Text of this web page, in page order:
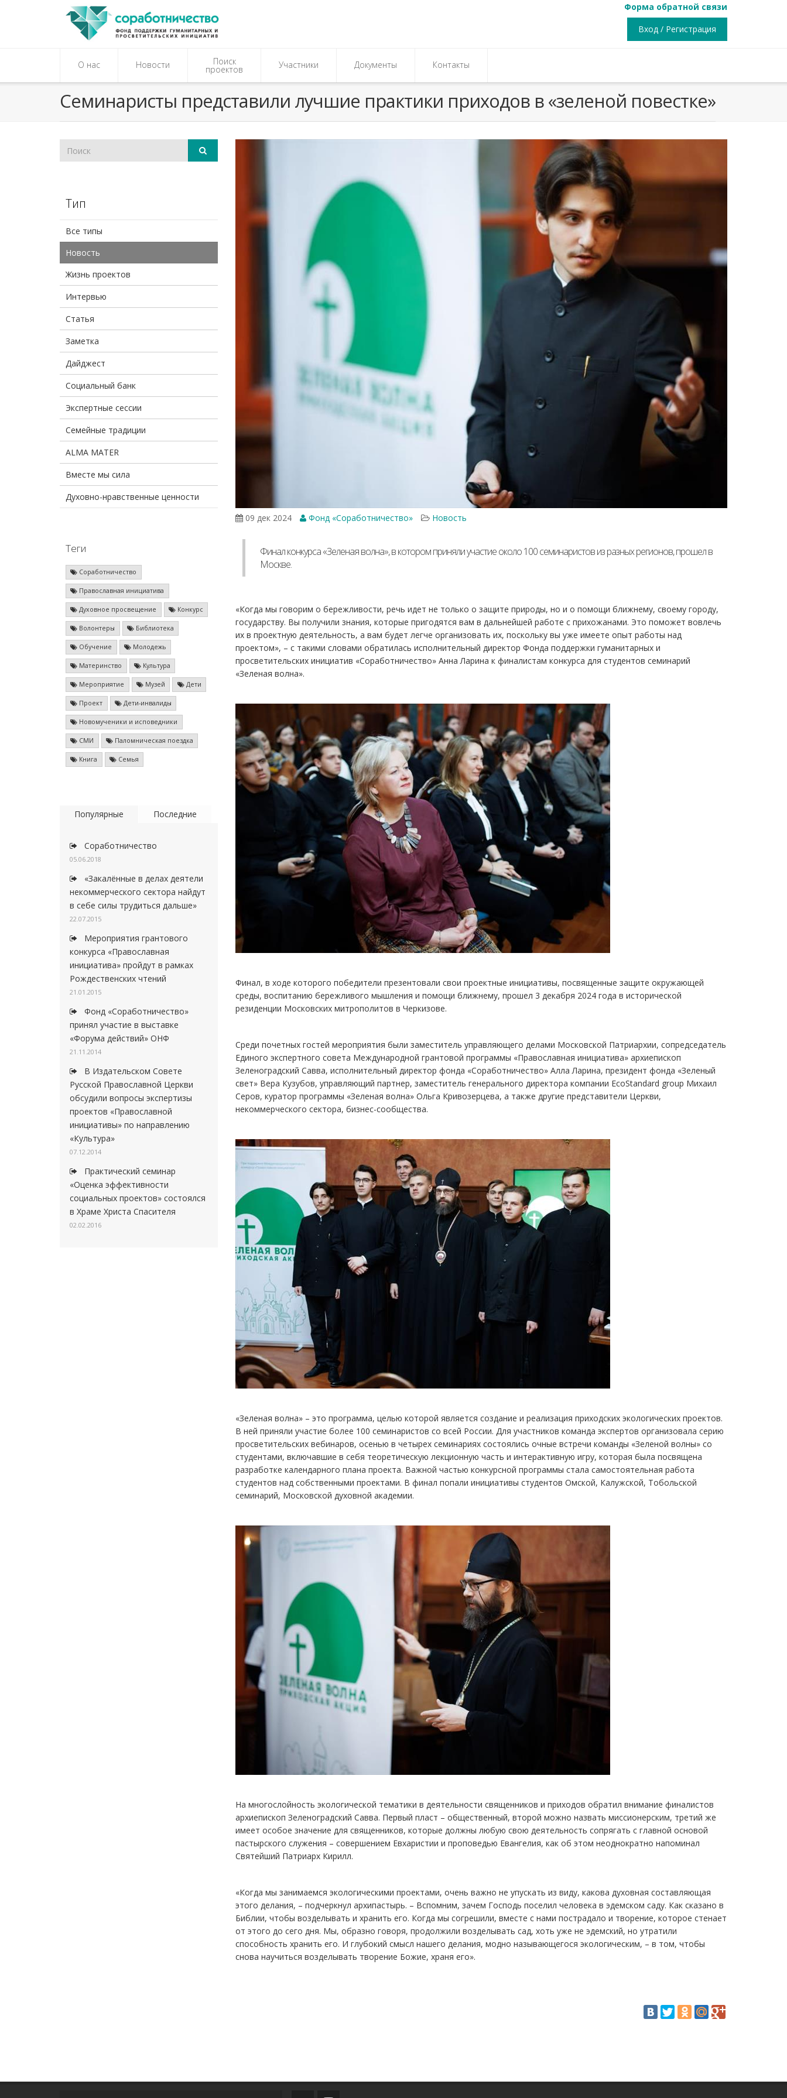
Форма обратной связи
Вход / Регистрация
О нас Новости Поиск
проектов Участники Документы Контакты
Семинаристы представили лучшие практики приходов в «зеленой повестке»
Тип
Все типы
Новость
Жизнь проектов
Интервью
Статья
Заметка
Дайджест
Социальный банк
Экспертные сессии
Семейные традиции
ALMA MATER
Вместе мы сила
Духовно-нравственные ценности
Теги
Соработничество
Православная инициатива
Духовное просвещение Конкурс
Волонтеры Библиотека
Обучение Молодежь
Материнство Культура
Мероприятие Музей Дети
Проект Дети-инвалиды
Новомученики и исповедники
СМИ Паломническая поездка
Книга Семья
Популярные Последние
Соработничество
05.06.2018
«Закалённые в делах деятели
некоммерческого сектора найдут
в себе силы трудиться дальше»
22.07.2015
Мероприятия грантового
конкурса «Православная
инициатива» пройдут в рамках
Рождественских чтений
21.01.2015
Фонд «Соработничество»
принял участие в выставке
«Форума действий» ОНФ
21.11.2014
В Издательском Совете
Русской Православной Церкви
обсудили вопросы экспертизы
проектов «Православной
инициативы» по направлению
«Культура»
07.12.2014
Практический семинар
«Оценка эффективности
социальных проектов» состоялся
в Храме Христа Спасителя
02.02.2016
09 дек 2024 Фонд «Соработничество» Новость
Финал конкурса «Зеленая волна», в котором приняли участие около 100 семинаристов из разных регионов, прошел в
Москве.
«Когда мы говорим о бережливости, речь идет не только о защите природы, но и о помощи ближнему, своему городу,
государству. Вы получили знания, которые пригодятся вам в дальнейшей работе с прихожанами. Это поможет вовлечь
их в проектную деятельность, а вам будет легче организовать их, поскольку вы уже имеете опыт работы над
проектом», – с такими словами обратилась исполнительный директор Фонда поддержки гуманитарных и
просветительских инициатив «Соработничество» Анна Ларина к финалистам конкурса для студентов семинарий
«Зеленая волна».
Финал, в ходе которого победители презентовали свои проектные инициативы, посвященные защите окружающей
среды, воспитанию бережливого мышления и помощи ближнему, прошел 3 декабря 2024 года в исторической
резиденции Московских митрополитов в Черкизове.
Среди почетных гостей мероприятия были заместитель управляющего делами Московской Патриархии, сопредседатель
Единого экспертного совета Международной грантовой программы «Православная инициатива» архиепископ
Зеленоградский Савва, исполнительный директор фонда «Соработничество» Алла Ларина, президент фонда «Зеленый
свет» Вера Кузубов, управляющий партнер, заместитель генерального директора компании EcoStandard group Михаил
Серов, куратор программы «Зеленая волна» Ольга Кривозерцева, а также другие представители Церкви,
некоммерческого сектора, бизнес-сообщества.
«Зеленая волна» – это программа, целью которой является создание и реализация приходских экологических проектов.
В ней приняли участие более 100 семинаристов со всей России. Для участников команда экспертов организовала серию
просветительских вебинаров, осенью в четырех семинариях состоялись очные встречи команды «Зеленой волны» со
студентами, включавшие в себя теоретическую лекционную часть и интерактивную игру, которая была посвящена
разработке календарного плана проекта. Важной частью конкурсной программы стала самостоятельная работа
студентов над собственными проектами. В финал попали инициативы студентов Омской, Калужской, Тобольской
семинарий, Московской духовной академии.
На многослойность экологической тематики в деятельности священников и приходов обратил внимание финалистов
архиепископ Зеленоградский Савва. Первый пласт – общественный, второй можно назвать миссионерским, третий же
имеет особое значение для священников, которые должны любую свою деятельность сопрягать с главной основой
пастырского служения – совершением Евхаристии и проповедью Евангелия, как об этом неоднократно напоминал
Святейший Патриарх Кирилл.
«Когда мы занимаемся экологическими проектами, очень важно не упускать из виду, какова духовная составляющая
этого делания, – подчеркнул архипастырь. – Вспомним, зачем Господь поселил человека в эдемском саду. Как сказано в
Библии, чтобы возделывать и хранить его. Когда мы согрешили, вместе с нами пострадало и творение, которое стенает
от этого до сего дня. Мы, образно говоря, продолжили возделывать сад, хоть уже не эдемский, но утратили
способность хранить его. И глубокий смысл нашего делания, модно называющегося экологическим, – в том, чтобы
снова научиться возделывать творение Божие, храня его».